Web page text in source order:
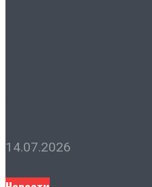
14.07.2026